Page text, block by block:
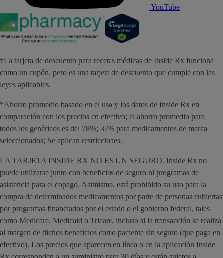
YouTube
†La tarjeta de descuento para recetas médicas de Inside Rx funciona
como un cupón, pero es una tarjeta de descuento que cumple con las
leyes aplicables.
*Ahorro promedio basado en el uso y los datos de Inside Rx en
comparación con los precios en efectivo; el ahorro promedio para
todos los genéricos es del 78%; 37% para medicamentos de marca
seleccionados; Se aplican restricciones.
LA TARJETA INSIDE RX NO ES UN SEGURO. Inside Rx no
puede utilizarse junto con beneficios de seguro ni programas de
asistencia para el copago. Asimismo, está prohibido su uso para la
compra de determinados medicamentos por parte de personas cubiertas
por programas financiados por el estado o el gobierno federal, tales
como Medicare, Medicaid o Tricare, incluso si la transacción se realiza
al margen de dichos beneficios como paciente sin seguro (que paga en
efectivo). Los precios que aparecen en línea o en la aplicación Inside
Rx corresponden a un suministro para 30 días y están sujetos a